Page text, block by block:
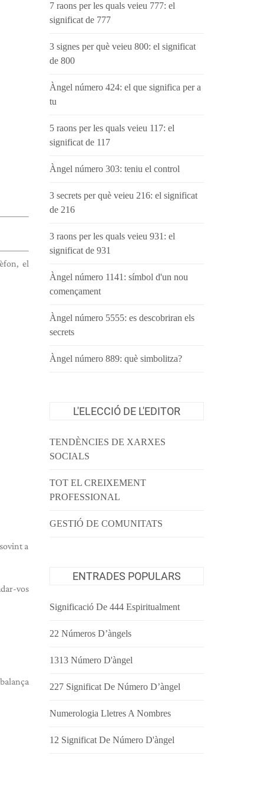
el
a
vos
7 raons per les quals veieu 777: el
significat de 777
3 signes per què veieu 800: el significat
de 800
Àngel número 424: el que significa per a
tu
5 raons per les quals veieu 117: el
significat de 117
Àngel número 303: teniu el control
3 secrets per què veieu 216: el significat
de 216
3 raons per les quals veieu 931: el
significat de 931
Àngel número 1141: símbol d'un nou
començament
Àngel número 5555: es descobriran els
secrets
Àngel número 889: què simbolitza?
L'ELECCIÓ DE L'EDITOR
TENDÈNCIES DE XARXES
SOCIALS
TOT EL CREIXEMENT
PROFESSIONAL
GESTIÓ DE COMUNITATS
ENTRADES POPULARS
Significació De 444 Espiritualment
22 Números D’àngels
1313 Número D'àngel
227 Significat De Número D’àngel
Numerologia Lletres A Nombres
12 Significat De Número D'àngel